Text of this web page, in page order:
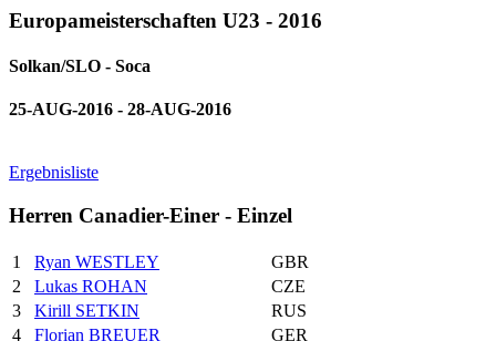
Europameisterschaften U23 - 2016
Solkan/SLO - Soca
25-AUG-2016 - 28-AUG-2016
Ergebnisliste
Herren Canadier-Einer - Einzel
1 Ryan WESTLEY
GBR
2
Lukas ROHAN
CZE
3
Kirill SETKIN
RUS
4
Florian BREUER
GER